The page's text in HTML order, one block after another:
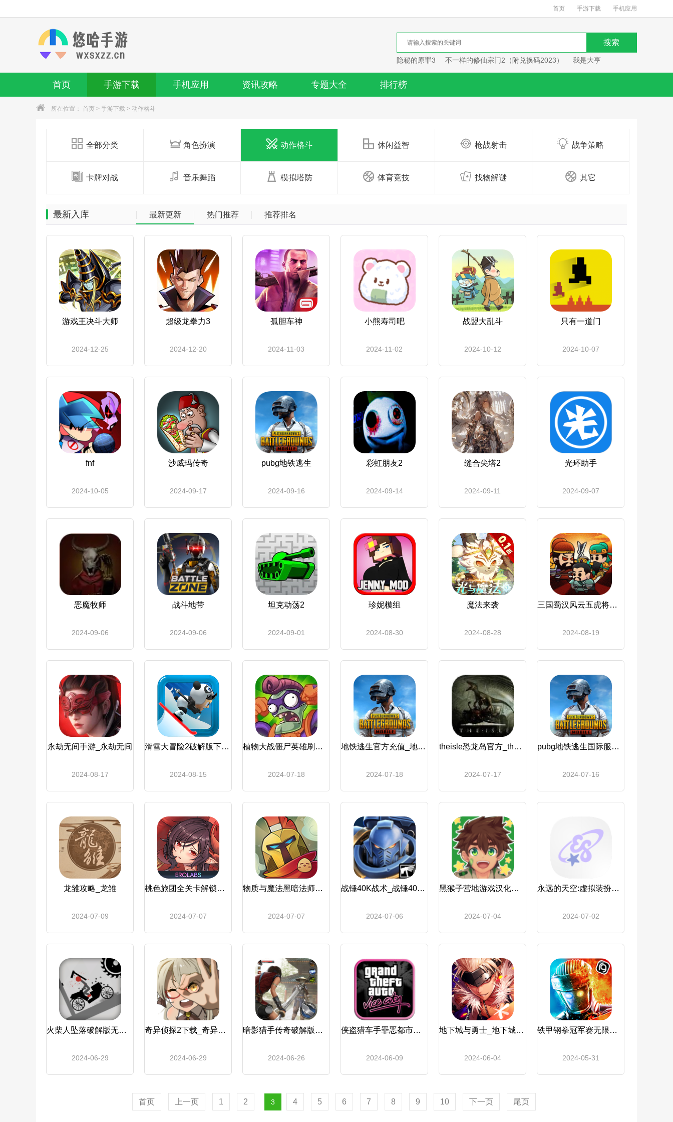
首页 手游下载 手机应用
隐秘的原罪3 不一样的修仙宗门2（附兑换码2023） 我是大亨
首页 手游下载 手机应用 资讯攻略 专题大全 排行榜
所在位置： 首页 > 手游下载 > 动作格斗
全部分类 角色扮演 动作格斗 休闲益智 枪战射击 战争策略
卡牌对战 音乐舞蹈 模拟塔防 体育竞技 找物解谜 其它
最新入库 最新更新 热门推荐 推荐排名
游戏王决斗大师
2024-12-25
超级龙拳力3
2024-12-20
孤胆车神
2024-11-03
小熊寿司吧
2024-11-02
战盟大乱斗
2024-10-12
只有一道门
2024-10-07
fnf
2024-10-05
沙威玛传奇
2024-09-17
pubg地铁逃生
2024-09-16
彩虹朋友2
2024-09-14
缝合尖塔2
2024-09-11
光环助手
2024-09-07
恶魔牧师
2024-09-06
战斗地带
2024-09-06
坦克动荡2
2024-09-01
珍妮模组
2024-08-30
魔法来袭
2024-08-28
三国蜀汉风云五虎将怎么打_三国蜀汉风云五虎将
2024-08-19
永劫无间手游_永劫无间
2024-08-17
滑雪大冒险2破解版下载无限金币钻石版_滑雪大冒险
2024-08-15
植物大战僵尸英雄刷卡教程_植物大战僵尸英雄
2024-07-18
地铁逃生官方充值_地铁逃生
2024-07-18
theisle恐龙岛官方_theisle恐龙岛
2024-07-17
pubg地铁逃生国际服免费下载_pubg地铁逃生(国际服)
2024-07-16
龙雏攻略_龙雏
2024-07-09
桃色旅团全关卡解锁版_桃色旅团安卓通用版本
2024-07-07
物质与魔法黑暗法师加点_物质与魔法
2024-07-07
战锤40K战术_战锤40k：战术
2024-07-06
黑猴子营地游戏汉化版_黑猴子营地
2024-07-04
永远的天空:虚拟装扮破解版_永远的天空：虚拟装扮
2024-07-02
火柴人坠落破解版无限金币_火柴人坠落
2024-06-29
奇异侦探2下载_奇异侦探2
2024-06-29
暗影猎手传奇破解版内置菜单_暗影猎手传奇
2024-06-26
侠盗猎车手罪恶都市下载手机版_侠盗猎车手：罪恶都市
2024-06-09
地下城与勇士_地下城与勇士：起源
2024-06-04
铁甲钢拳冠军赛无限金币版免费_铁甲钢拳冠军赛
2024-05-31
首页 上一页 1 2 3 4 5 6 7 8 9 10 下一页 尾页